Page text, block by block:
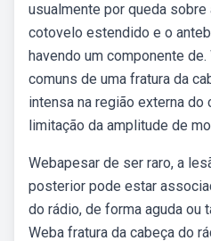
usualmente por queda sobre
cotovelo estendido e o
havendo um componente
comuns de uma fratura da
intensa na região externa do
limitação da amplitude de
Webapesar de ser raro, a
posterior pode estar
do rádio, de forma aguda ou
Weba fratura da cabeça do